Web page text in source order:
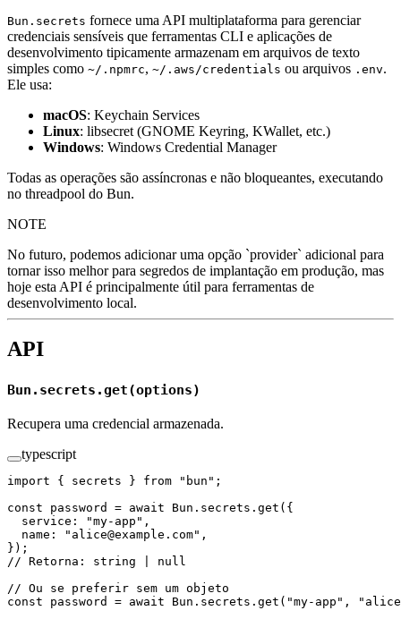
Bun.secrets fornece uma API multiplataforma para gerenciar
credenciais sensíveis que ferramentas CLI e aplicações de
desenvolvimento tipicamente armazenam em arquivos de texto
simples como ~/.npmrc, ~/.aws/credentials ou arquivos .env.
Ele usa:
macOS: Keychain Services
Linux: libsecret (GNOME Keyring, KWallet, etc.)
Windows: Windows Credential Manager
Todas as operações são assíncronas e não bloqueantes, executando
no threadpool do Bun.
NOTE
No futuro, podemos adicionar uma opção `provider` adicional para
tornar isso melhor para segredos de implantação em produção, mas
hoje esta API é principalmente útil para ferramentas de
desenvolvimento local.
API
Bun.secrets.get(options)
Recupera uma credencial armazenada.
typescript
import { secrets } from "bun" ;
const password = await Bun.secrets. get ({
  service:
"my-app" ,
  name:
"alice@example.com" ,
});
// Retorna: string | null
// Ou se preferir sem um objeto
const password = await Bun.secrets. get ( "my-app" ,